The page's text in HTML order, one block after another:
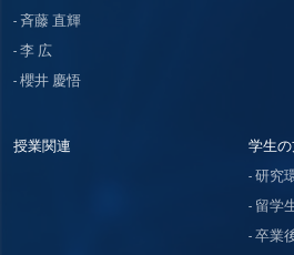
斉藤 直輝
李 広
櫻井 慶悟
授業関連
学生
研究
留学
卒業